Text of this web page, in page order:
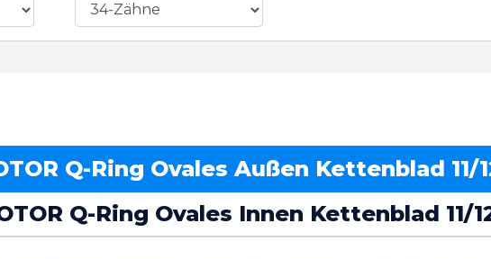
Q-Ring Ovales Außen Kettenblad 11/
Q-Ring Ovales Innen Kettenblad 11/